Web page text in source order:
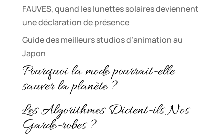
FAUVES, quand les lunettes solaires deviennent
une déclaration de présence
Guide des meilleurs studios d’animation au
Japon
Pourquoi la mode pourrait-elle
sauver la planète ?
Les Algorithmes Dictent-ils Nos
Garde-robes ?